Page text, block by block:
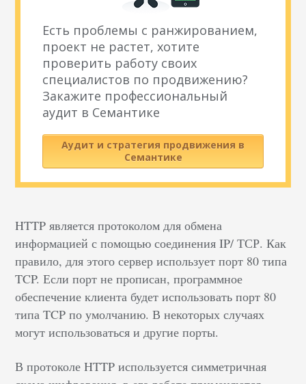
Есть проблемы с ранжированием,
проект не растет, хотите
проверить работу своих
специалистов по продвижению?
Закажите профессиональный
аудит в Семантике
Аудит и стратегия продвижения в
Семантике
HTTP является протоколом для обмена
информацией с помощью соединения IP/ ТСР. Как
правило, для этого сервер использует порт 80 типа
TCP. Если порт не прописан, программное
обеспечение клиента будет использовать порт 80
типа TCP по умолчанию. В некоторых случаях
могут использоваться и другие порты.
В протоколе HTTP используется симметричная